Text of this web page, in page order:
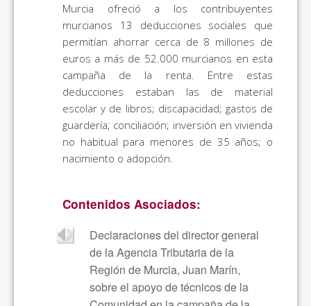
Murcia ofreció a los contribuyentes
murcianos 13 deducciones sociales que
permitían ahorrar cerca de 8 millones de
euros a más de 52.000 murcianos en esta
campaña de la renta. Entre estas
deducciones estaban las de material
escolar y de libros; discapacidad; gastos de
guardería; conciliación; inversión en vivienda
no habitual para menores de 35 años; o
nacimiento o adopción.
Contenidos Asociados:
Declaraciones del director general
de la Agencia Tributaria de la
Región de Murcia, Juan Marín,
sobre el apoyo de técnicos de la